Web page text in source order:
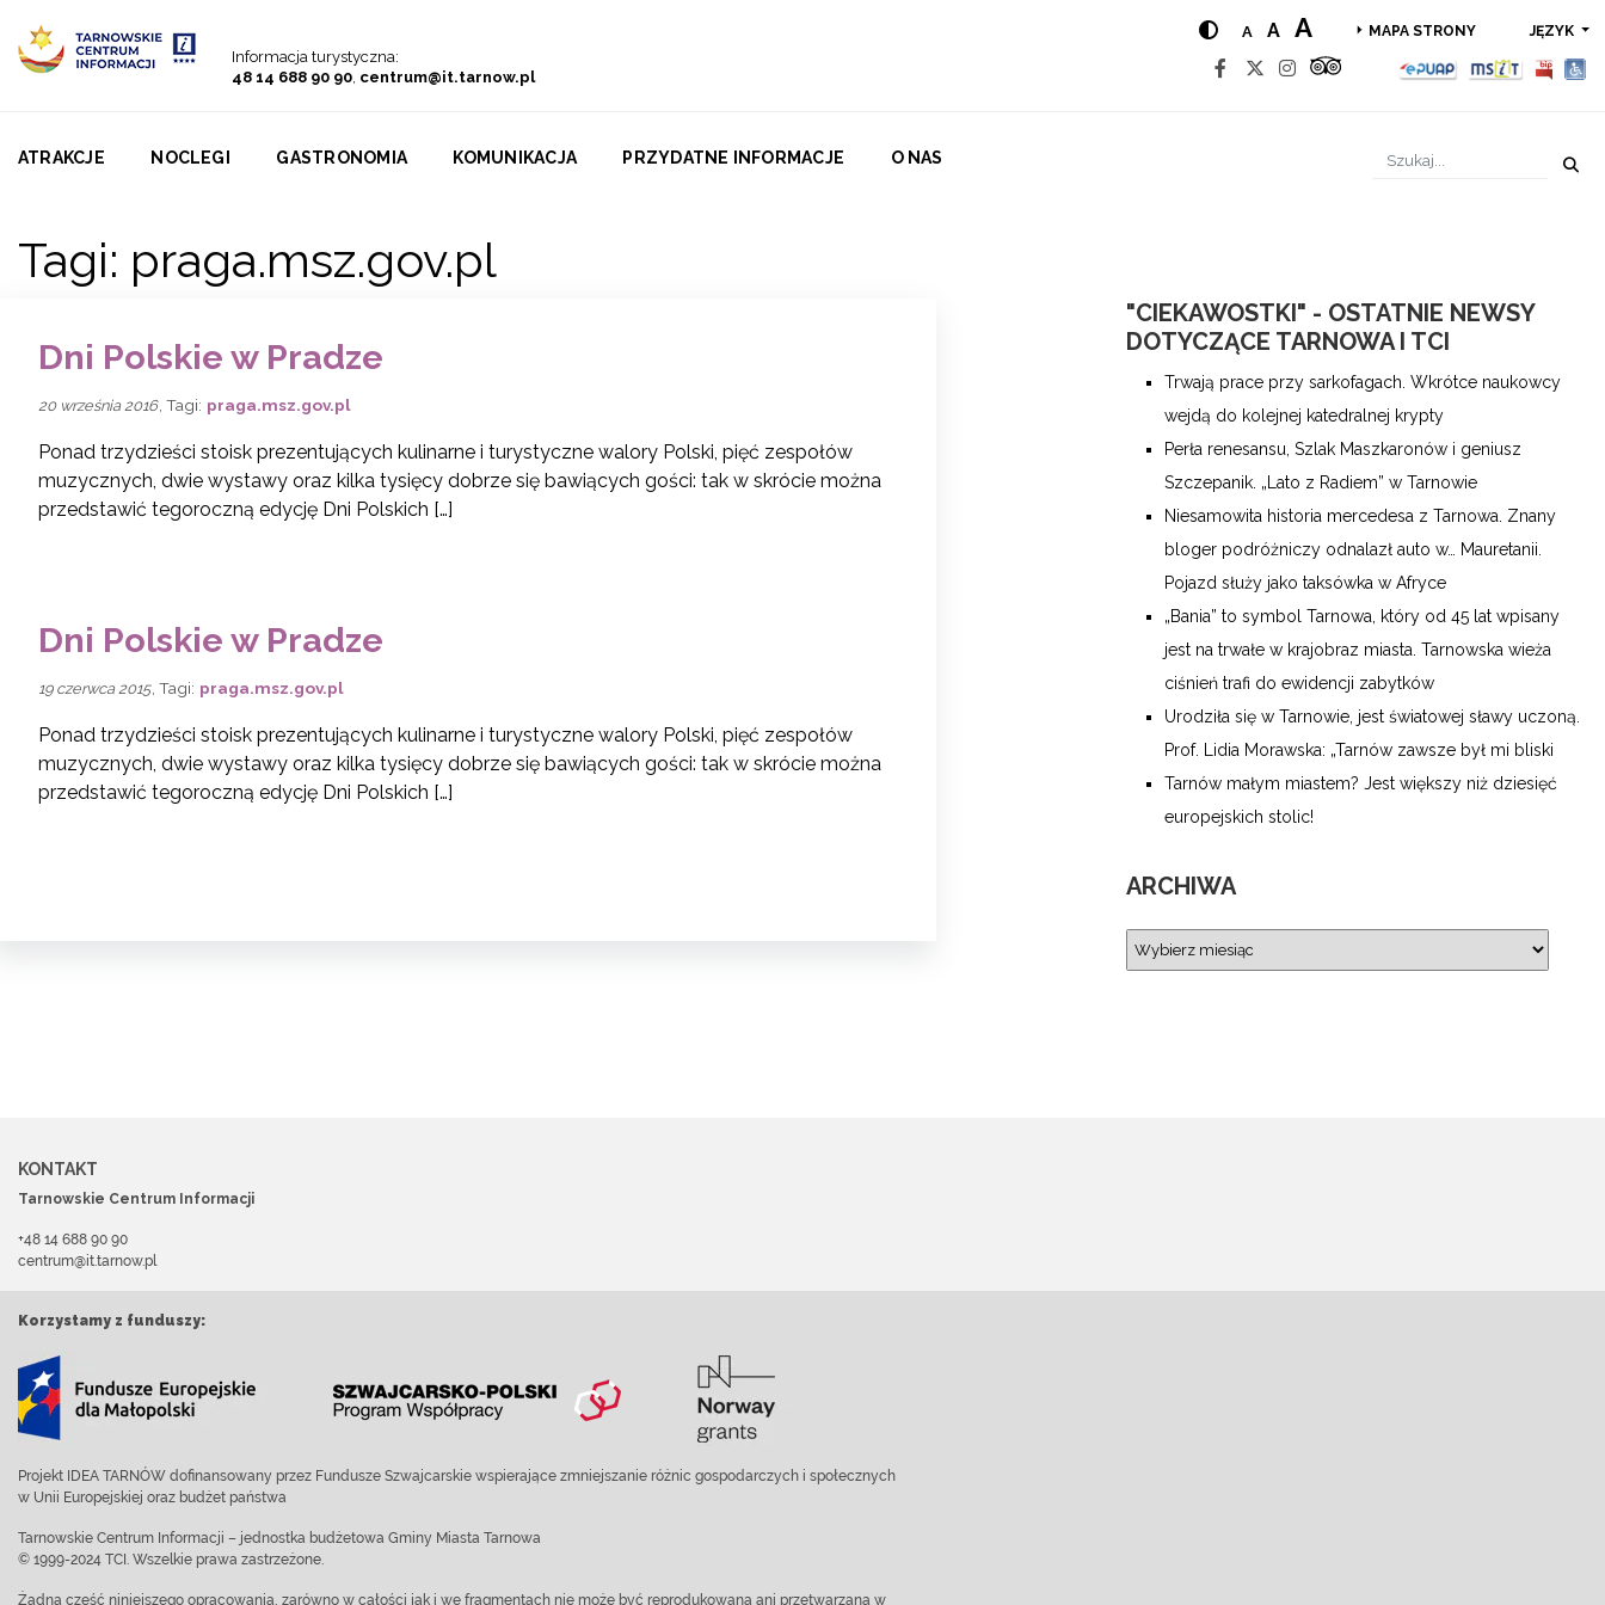
Informacja turystyczna:
48 14 688 90 90, centrum@it.tarnow.pl
A A A MAPA STRONY JĘZYK
ATRAKCJE NOCLEGI GASTRONOMIA KOMUNIKACJA PRZYDATNE INFORMACJE O NAS
Tagi: praga.msz.gov.pl
Dni Polskie w Pradze
20 września 2016 , Tagi: praga.msz.gov.pl
Ponad trzydzieści stoisk prezentujących kulinarne i turystyczne walory Polski, pięć zespołów
muzycznych, dwie wystawy oraz kilka tysięcy dobrze się bawiących gości: tak w skrócie można
przedstawić tegoroczną edycję Dni Polskich […]
Dni Polskie w Pradze
19 czerwca 2015, Tagi: praga.msz.gov.pl
Ponad trzydzieści stoisk prezentujących kulinarne i turystyczne walory Polski, pięć zespołów
muzycznych, dwie wystawy oraz kilka tysięcy dobrze się bawiących gości: tak w skrócie można
przedstawić tegoroczną edycję Dni Polskich […]
"CIEKAWOSTKI" - OSTATNIE NEWSY
DOTYCZĄCE TARNOWA I TCI
Trwają prace przy sarkofagach. Wkrótce naukowcy
wejdą do kolejnej katedralnej krypty
Perła renesansu, Szlak Maszkaronów i geniusz
Szczepanik. „Lato z Radiem” w Tarnowie
Niesamowita historia mercedesa z Tarnowa. Znany
bloger podróżniczy odnalazł auto w… Mauretanii.
Pojazd służy jako taksówka w Afryce
„Bania” to symbol Tarnowa, który od 45 lat wpisany
jest na trwałe w krajobraz miasta. Tarnowska wieża
ciśnień trafi do ewidencji zabytków
Urodziła się w Tarnowie, jest światowej sławy uczoną.
Prof. Lidia Morawska: „Tarnów zawsze był mi bliski
Tarnów małym miastem? Jest większy niż dziesięć
europejskich stolic!
ARCHIWA
KONTAKT
Tarnowskie Centrum Informacji
+48 14 688 90 90
centrum@it.tarnow.pl
Korzystamy z funduszy:
Projekt IDEA TARNÓW dofinansowany przez Fundusze Szwajcarskie wspierające zmniejszanie różnic gospodarczych i społecznych
w Unii Europejskiej oraz budżet państwa
Tarnowskie Centrum Informacji – jednostka budżetowa Gminy Miasta Tarnowa
© 1999-2024 TCI. Wszelkie prawa zastrzeżone.
Żadna część niniejszego opracowania, zarówno w całości jak i we fragmentach nie może być reprodukowana ani przetwarzana w